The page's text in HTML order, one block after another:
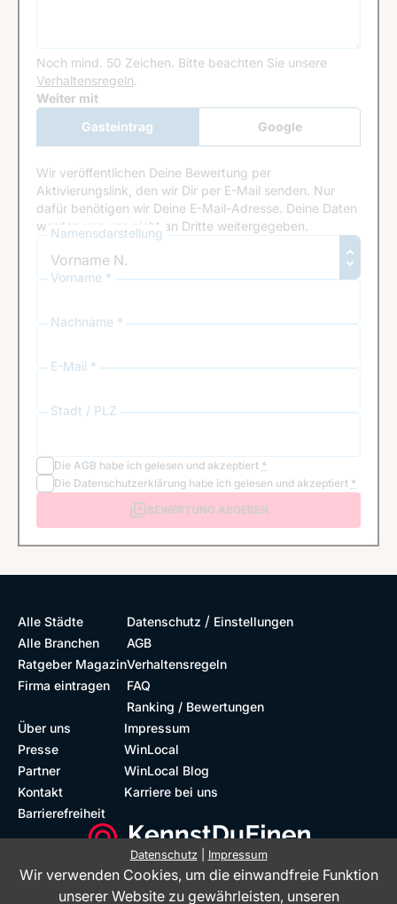
Noch mind. 50 Zeichen. Bitte beachten Sie unsere
Verhaltensregeln.
Google Recaptcha
Weiter mit
Gasteintrag
Google
Anmeldung
Wir veröffentlichen Deine Bewertung per
Aktivierungslink, den wir Dir per E-Mail senden. Nur
dafür benötigen wir Deine E-Mail-Adresse. Deine Daten
werden von uns nicht an Dritte weitergegeben.
Namensdarstellung
Vorname *
Nachname *
E-Mail *
Stadt / PLZ
Die AGB habe ich gelesen und akzeptiert *
Die Datenschutzerklärung habe ich gelesen und akzeptiert *
BEWERTUNG ABGEBEN
Alle Städte
Alle Branchen
Ratgeber Magazin
Firma eintragen
Datenschutz / Einstellungen
AGB
Verhaltensregeln
FAQ
Ranking / Bewertungen
Über uns
Presse
Partner
Kontakt
Barrierefreiheit
Impressum
WinLocal
WinLocal Blog
Karriere bei uns
Datenschutz| Impressum
Wir verwenden Cookies, um die einwandfreie Funktion
unserer Website zu gewährleisten, unseren